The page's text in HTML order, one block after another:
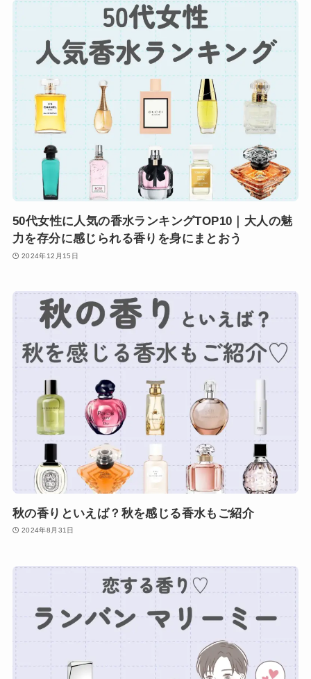
50代女性に人気の香水ランキングTOP10｜大人の魅
力を存分に感じられる香りを身にまとおう
2024年12月15日
秋の香りといえば？秋を感じる香水もご紹介
2024年8月31日